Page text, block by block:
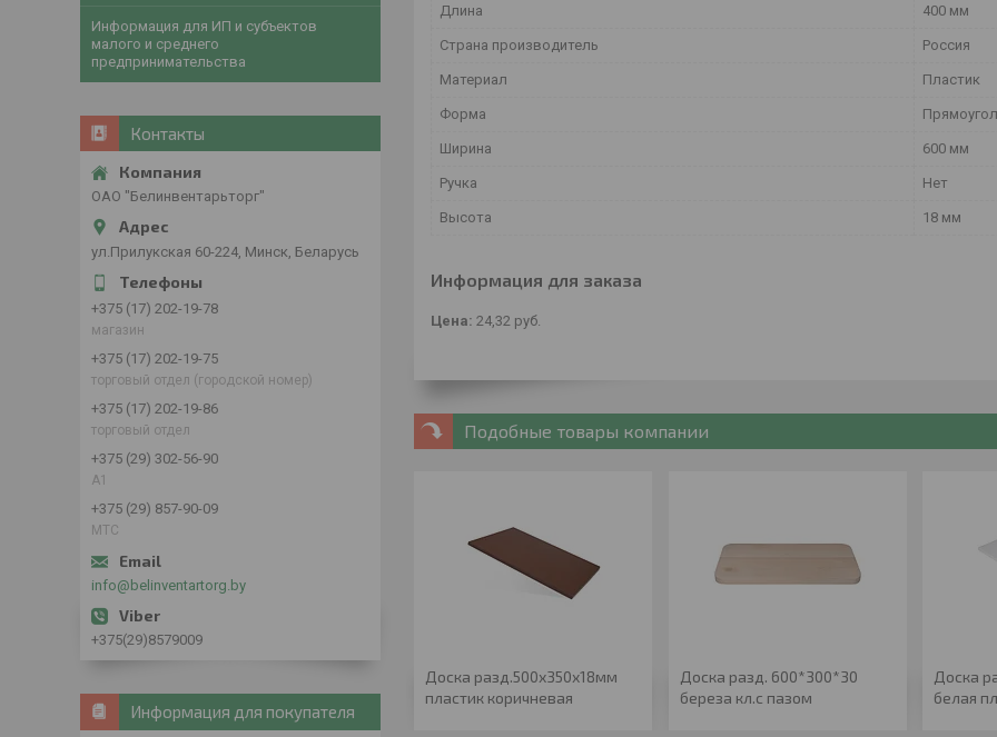
Длина 400 мм
Страна производитель Россия
Материал Пластик
Форма
Ширина 600 мм
Ручка Нет
Высота 18 мм
Информация для заказа
Цена: 24,32 руб.
Подобные товары компании
Доска разд.500х350х18мм
пластик коричневая
Доска разд. 600*300*30
береза кл.с пазом
Доска
белая
Информация для ИП и субъектов
малого и среднего
предпринимательства
Контакты
ОАО "Белинвентарьторг"
ул.Прилукская 60-224, Минск, Беларусь
+375 (17) 202-19-78
магазин
+375 (17) 202-19-75
торговый отдел (городской номер)
+375 (17) 202-19-86
торговый отдел
+375 (29) 302-56-90
А1
+375 (29) 857-90-09
МТС
info@belinventartorg.by
+375(29)8579009
Информация для покупателя